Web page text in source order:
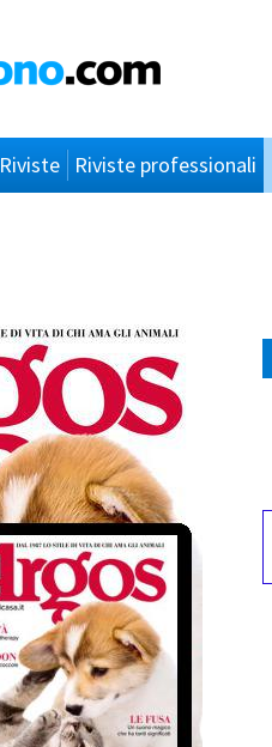
Riviste Riviste professionali